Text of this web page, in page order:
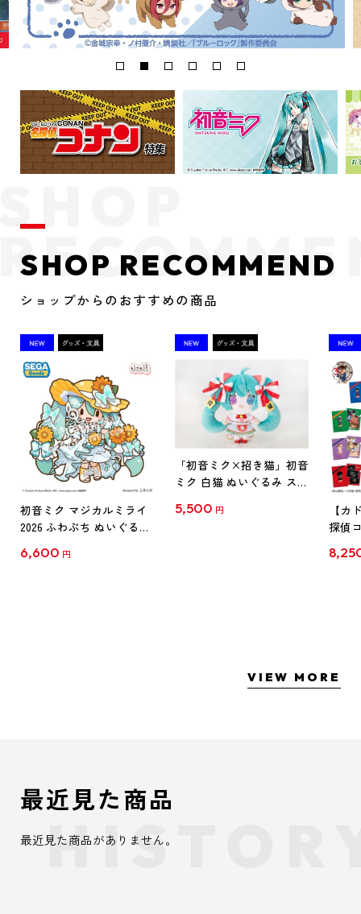
SHOP RECOMMEND
ショップからのおすすめの商品
初音ミク マジカルミライ
2026 ふわぷち ぬいぐるみ
6,600 円
「初音ミク×招き猫」初音
ミク 白猫 ぬいぐるみ スタ
5,500 円
【カ
探偵
クリ
VIEW MORE
最近見た商品
最近見た商品がありません。